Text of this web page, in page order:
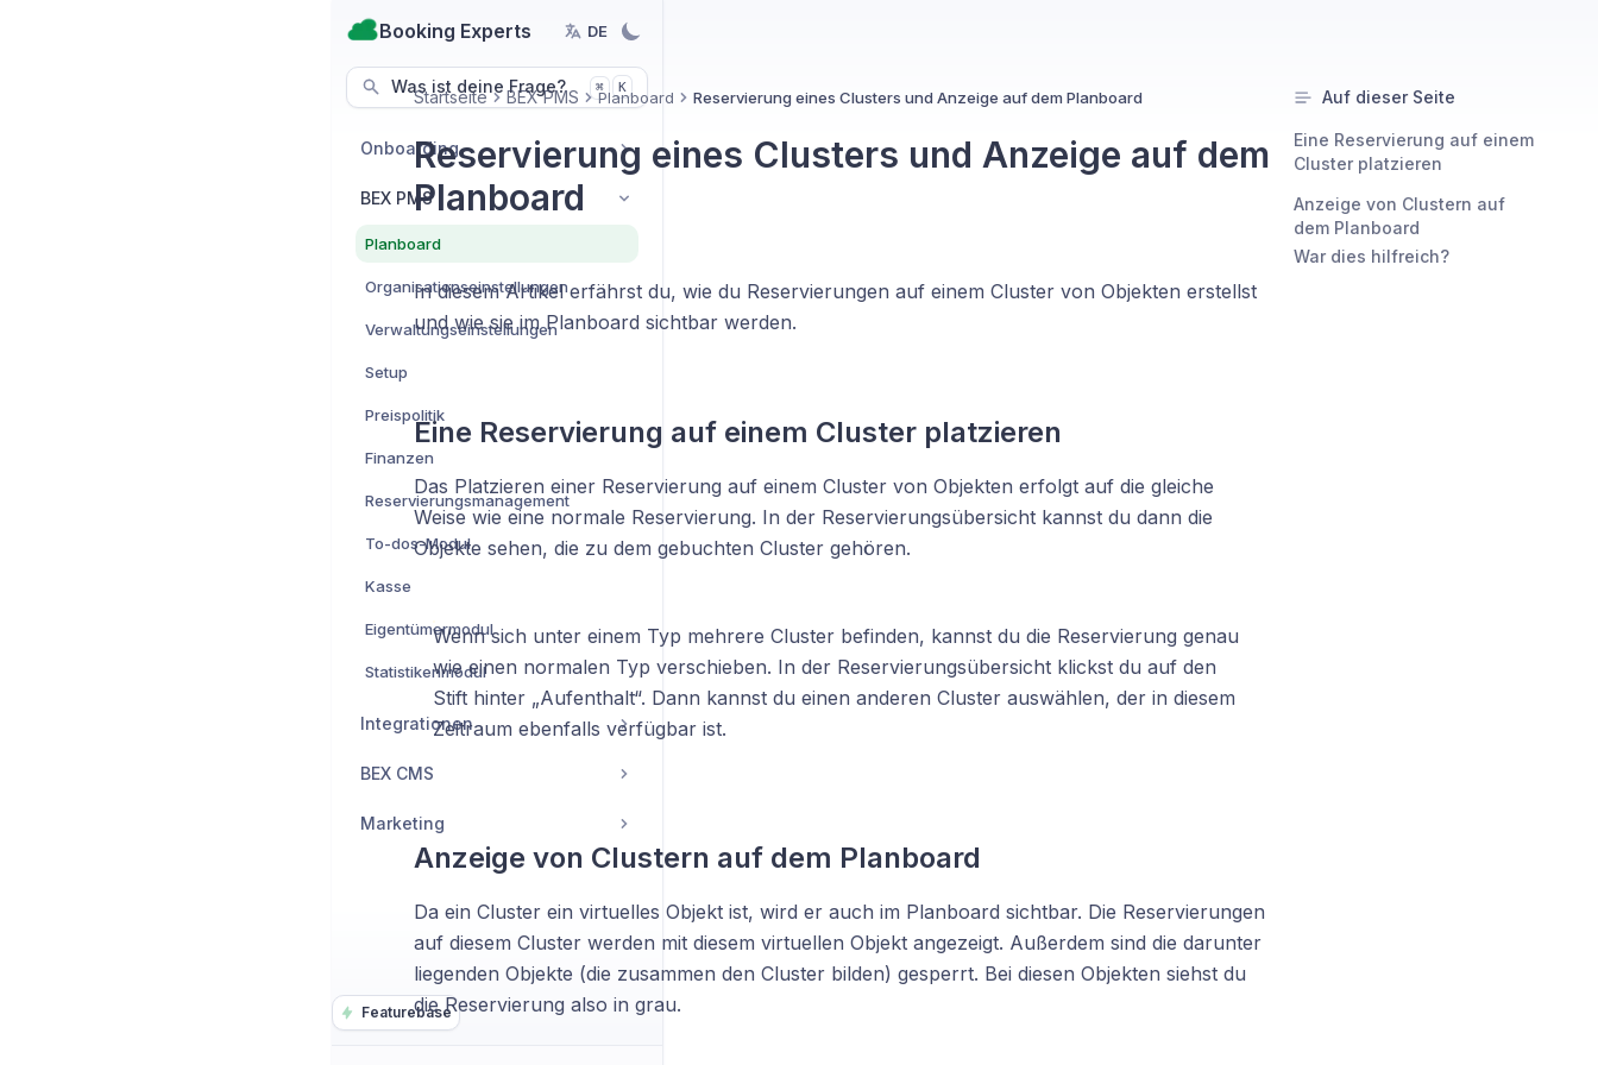
Booking Experts DE
Was ist deine Frage? ⌘ K
Featurebase
Onboarding
BEX PMS
Planboard
Organisationseinstellungen
Verwaltungseinstellungen
Setup
Preispolitik
Finanzen
Reservierungsmanagement
To-dos-Modul
Kasse
Eigentümermodul
Statistikenmodul
Integrationen
BEX CMS
Marketing
Startseite BEX PMS Planboard Reservierung eines Clusters und Anzeige auf dem Planboard
Reservierung eines Clusters und Anzeige auf dem
Planboard
In diesem Artikel erfährst du, wie du Reservierungen auf einem Cluster von Objekten erstellst
und wie sie im Planboard sichtbar werden.
Eine Reservierung auf einem Cluster platzieren
Das Platzieren einer Reservierung auf einem Cluster von Objekten erfolgt auf die gleiche
Weise wie eine normale Reservierung. In der Reservierungsübersicht kannst du dann die
Objekte sehen, die zu dem gebuchten Cluster gehören.
Wenn sich unter einem Typ mehrere Cluster befinden, kannst du die Reservierung genau
wie einen normalen Typ verschieben. In der Reservierungsübersicht klickst du auf den
Stift hinter „Aufenthalt“. Dann kannst du einen anderen Cluster auswählen, der in diesem
Zeitraum ebenfalls verfügbar ist.
Anzeige von Clustern auf dem Planboard
Da ein Cluster ein virtuelles Objekt ist, wird er auch im Planboard sichtbar. Die Reservierungen
auf diesem Cluster werden mit diesem virtuellen Objekt angezeigt. Außerdem sind die darunter
liegenden Objekte (die zusammen den Cluster bilden) gesperrt. Bei diesen Objekten siehst du
die Reservierung also in grau.
Auf dieser Seite
Eine Reservierung auf einem
Cluster platzieren
Anzeige von Clustern auf
dem Planboard
War dies hilfreich?